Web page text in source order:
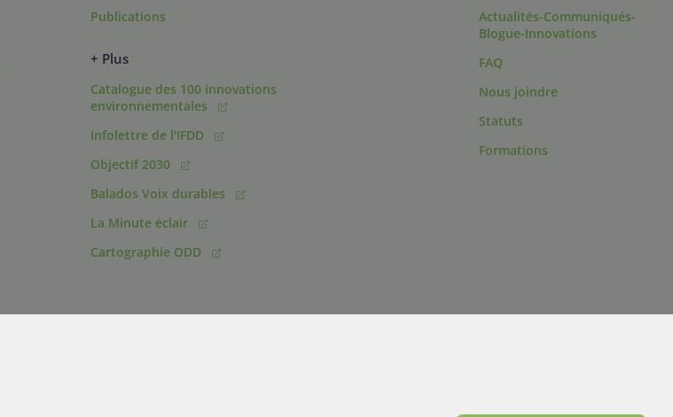
Publications
+ Plus
Catalogue des 100 innovations
environnementales
Infolettre de l'IFDD
Objectif 2030
Balados Voix durables
La Minute éclair
Cartographie ODD
Actualités-Communiqués-
Blogue-Innovations
FAQ
Nous joindre
Statuts
Formations